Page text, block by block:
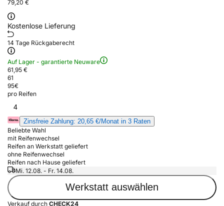
79,20 €
Kostenlose Lieferung
14 Tage Rückgaberecht
Auf Lager - garantierte Neuware
61,95 €
61
95€
pro Reifen
4
Zinsfreie Zahlung: 20,65 €/Monat in 3 Raten
Beliebte Wahl
mit Reifenwechsel
Reifen an Werkstatt geliefert
ohne Reifenwechsel
Reifen nach Hause geliefert
Mi. 12.08. - Fr. 14.08.
Werkstatt auswählen
Verkauf durch CHECK24